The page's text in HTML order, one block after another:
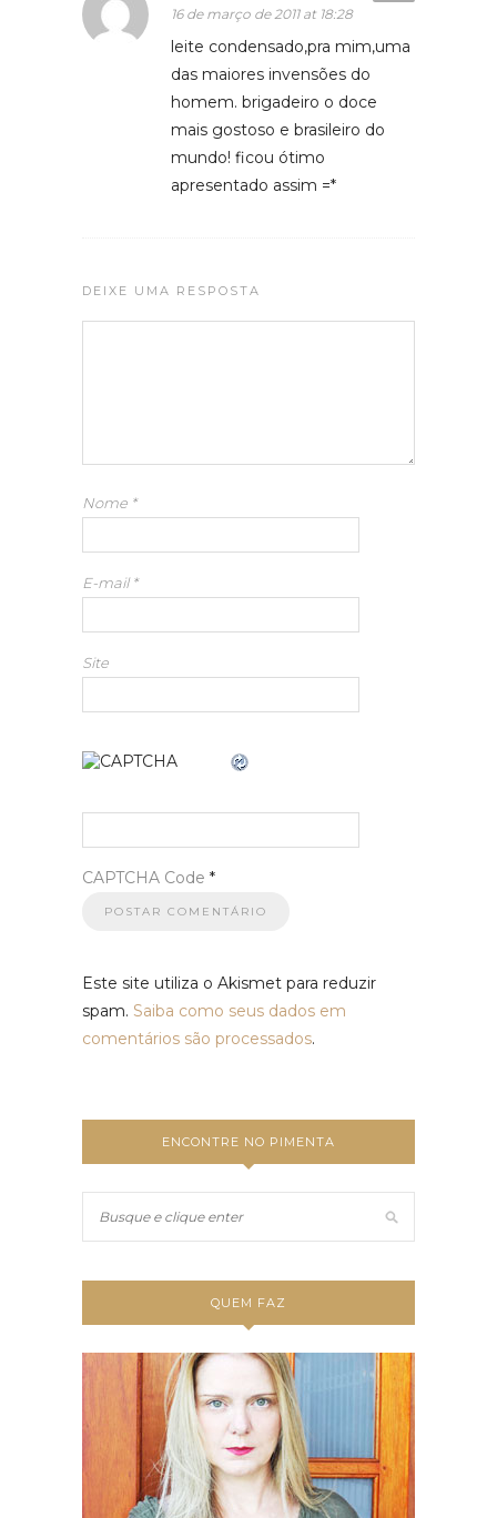
16 de março de 2011 at 18:28
leite condensado,pra mim,uma
das maiores invensões do
homem. brigadeiro o doce
mais gostoso e brasileiro do
mundo! ficou ótimo
apresentado assim =*
DEIXE UMA RESPOSTA
Nome *
E-mail*
Site
CAPTCHA Code *
Este site utiliza o Akismet para reduzir
spam. Saiba como seus dados em
comentários são processados.
ENCONTRE NO PIMENTA
QUEM FAZ